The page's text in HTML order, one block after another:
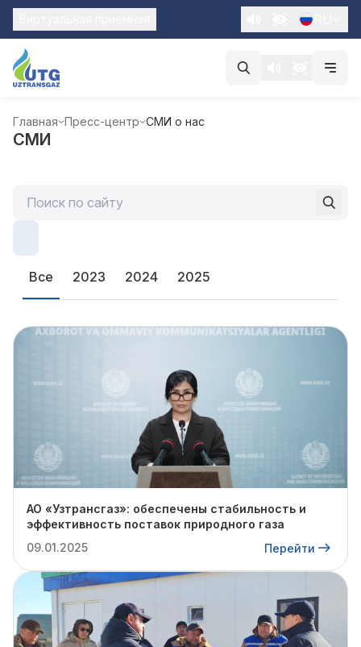
Главная Пресс-центр СМИ о нас
СМИ
Все 2023 2024 2025
АО «Узтрансгаз»: обеспечены стабильность и
эффективность поставок природного газа
09.01.2025
Перейти